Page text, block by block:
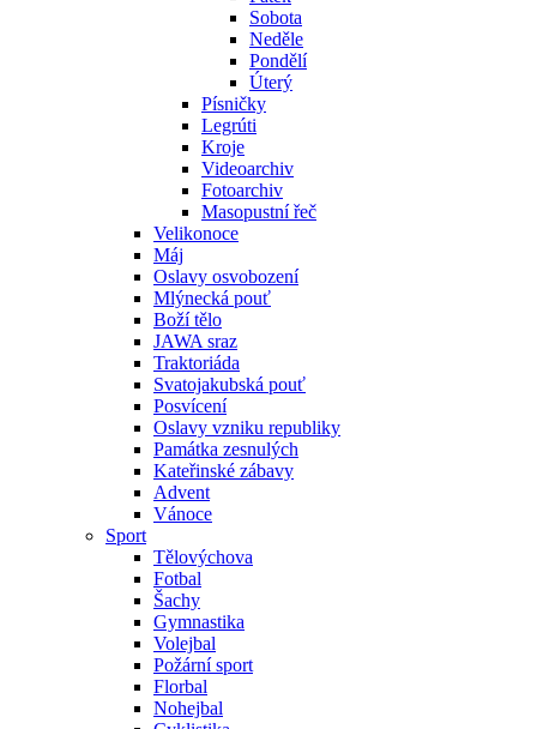
Sobota
Neděle
Pondělí
Úterý
Písničky
Legrúti
Kroje
Videoarchiv
Fotoarchiv
Masopustní řeč
Velikonoce
Máj
Oslavy osvobození
Mlýnecká pouť
Boží tělo
JAWA sraz
Traktoriáda
Svatojakubská pouť
Posvícení
Oslavy vzniku republiky
Památka zesnulých
Kateřinské zábavy
Advent
Vánoce
Sport
Tělovýchova
Fotbal
Šachy
Gymnastika
Volejbal
Požární sport
Florbal
Nohejbal